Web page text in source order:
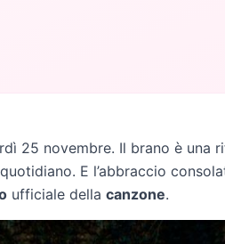
25 novembre. Il brano è una
E l’abbraccio
ufficiale della canzone.